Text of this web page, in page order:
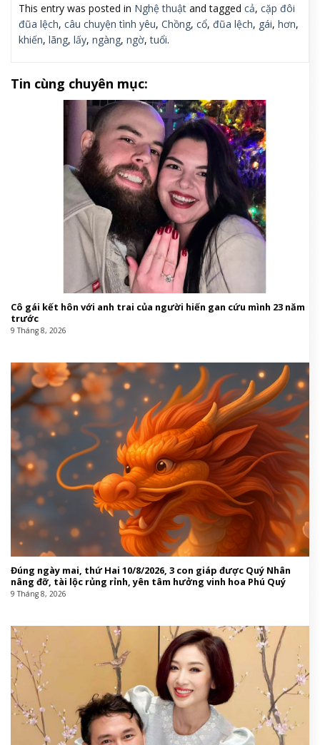
This entry was posted in Nghệ thuật and tagged cả, cặp đôi
đũa lệch, câu chuyện tình yêu, Chồng, cổ, đũa lệch, gái, hơn,
khiến, lãng, lấy, ngàng, ngờ,tuổi.
Tin cùng chuyên mục:
Cô gái kết hôn với anh trai của người hiến gan cứu mình 23 năm
trước
9 Tháng 8, 2026
Đúng ngày mai, thứ Hai 10/8/2026, 3 con giáp được Quý Nhân
nâng đỡ, tài lộc rủng rỉnh, yên tâm hưởng vinh hoa Phú Quý
9 Tháng 8, 2026